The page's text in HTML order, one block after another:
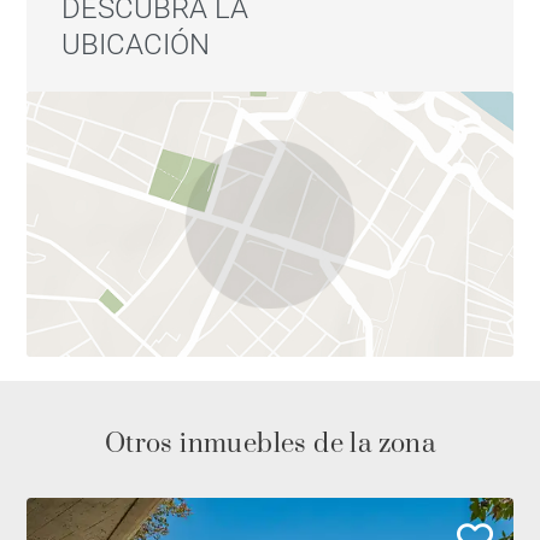
DESCUBRA LA
UBICACIÓN
Otros inmuebles de la zona